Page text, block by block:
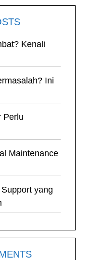
Kenali
Ini
Perlu
Maintenance
yang